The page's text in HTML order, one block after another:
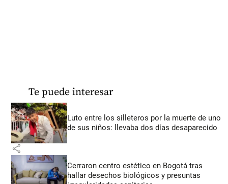
Te puede interesar
Luto entre los silleteros por la muerte de uno
de sus niños: llevaba dos días desaparecido
share
Cerraron centro estético en Bogotá tras
hallar desechos biológicos y presuntas